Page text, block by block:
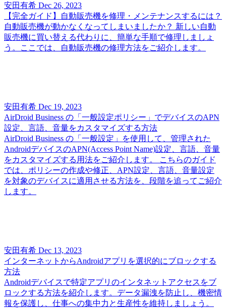
安田有希 Dec 26, 2023
【完全ガイド】自動販売機を修理・メンテナンスするには？
自動販売機が動かなくなってしまいましたか？ 新しい自動
販売機に買い替える代わりに、簡単な手順で修理しましょ
う。ここでは、自動販売機の修理方法をご紹介します。
安田有希 Dec 19, 2023
AirDroid Business の「一般設定ポリシー」でデバイスのAPN
設定、言語、音量をカスタマイズする方法
AirDroid Business の「一般設定」を使用して、管理された
AndroidデバイスのAPN(Access Point Name)設定、言語、音量
をカスタマイズする用法をご紹介します。 こちらのガイド
では、ポリシーの作成や修正、APN設定、言語、音量設定
を対象のデバイスに適用させる方法を、段階を追ってご紹介
します。
安田有希 Dec 13, 2023
インターネットからAndroidアプリを選択的にブロックする
方法
Androidデバイスで特定アプリのインタネットアクセスをブ
ロックする方法を紹介します。データ漏洩を防止し、機密情
報を保護し、仕事への集中力と生産性を維持しましょう。